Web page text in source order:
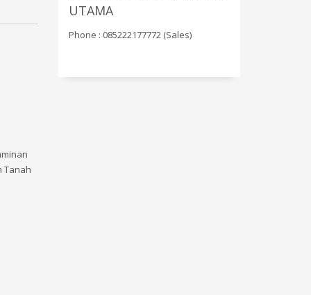
Tanah
UTAMA
Phone : 085222177772 (Sales)